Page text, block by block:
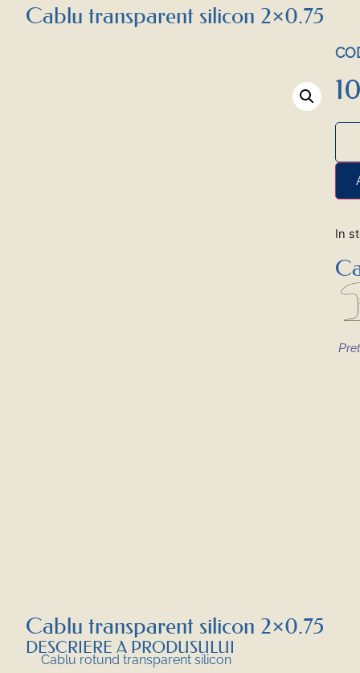
Cablu transparent silicon 2×0.75
In
Cablu transparent silicon 2×0.75
DESCRIERE A PRODUSULUI
Cablu rotund transparent silicon